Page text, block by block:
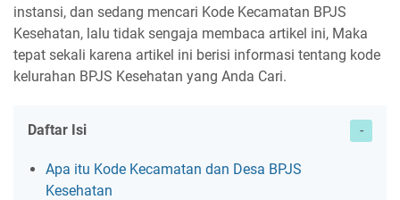
instansi, dan sedang mencari Kode Kecamatan BPJS
Kesehatan, lalu tidak sengaja membaca artikel ini, Maka
tepat sekali karena artikel ini berisi informasi tentang kode
kelurahan BPJS Kesehatan yang Anda Cari.
Daftar Isi
Apa itu Kode Kecamatan dan Desa BPJS
Kesehatan